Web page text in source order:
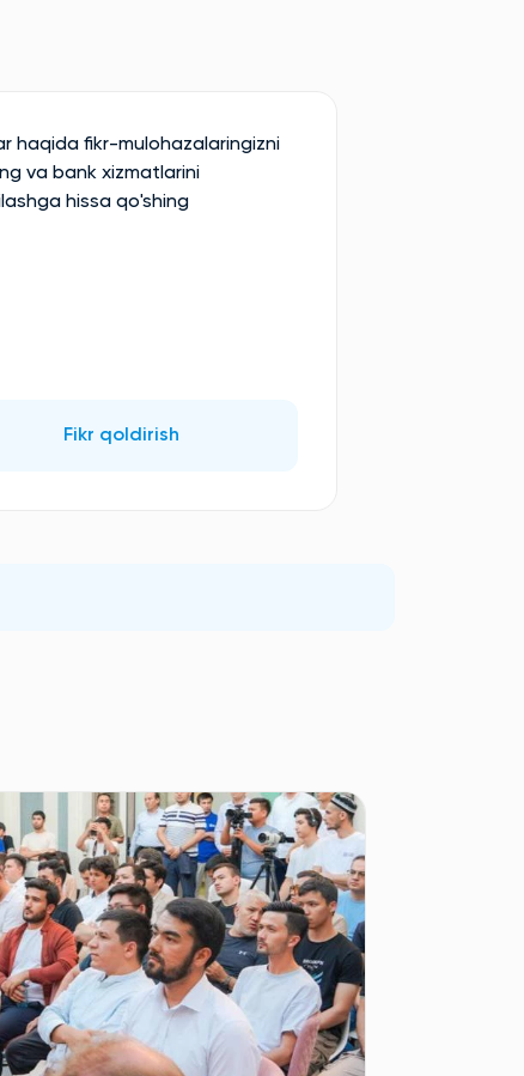
haqida fikr-mulohazalaringizni
va bank xizmatlarini
hissa qo'shing
Fikr qoldirish